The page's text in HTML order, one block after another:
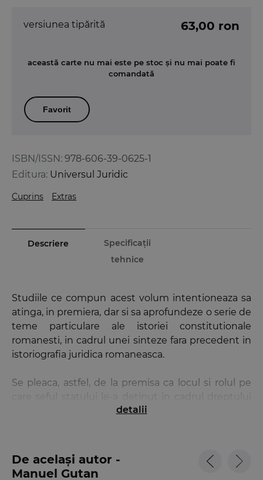
ISBN/ISSN: 978-606-39-0625-1
Editura: Universul Juridic
Cuprins Extras
versiunea tipărită 63,00 ron
această carte nu mai este pe stoc și nu mai poate fi
comandată
Favorit
Descriere
Specificații
tehnice
Studiile ce compun acest volum intentioneaza sa
atinga, in premiera, dar si sa aprofundeze o serie de
teme particulare ale istoriei constitutionale
romanesti, in cadrul unei sinteze fara precedent in
istoriografia juridica romaneasca.
Se pleaca, astfel, de la premisa ca locul si rolul pe
care seful statului le-a detinut in cadrul dreptului
constitutional romanesc (nescris sau scris) in
asupra vietii constitutional-politice romanesti pot
contribui la clarificarea, atat a continutul
detalii
De același autor -
Manuel Gutan